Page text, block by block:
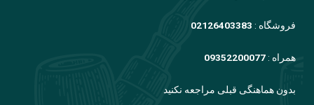
فروشگاه : 02126403383
همراه : 09352200077
بدون هماهنگی قبلی مراجعه نکنید